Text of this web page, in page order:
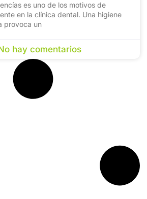
es uno de los motivos de
en la clínica dental. Una higiene
provoca un
hay comentarios